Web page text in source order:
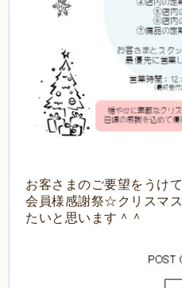
お客さまのご要望をうけ
会員様感謝祭☆クリスマ
たいと思います＾＾